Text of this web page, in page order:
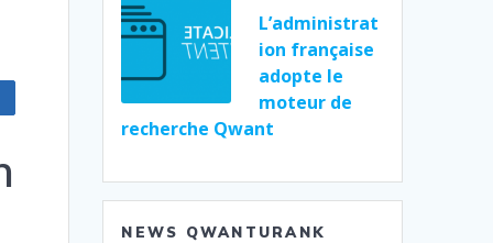
L’administrat
ion française
adopte le
moteur de
recherche Qwant
NEWS QWANTURANK